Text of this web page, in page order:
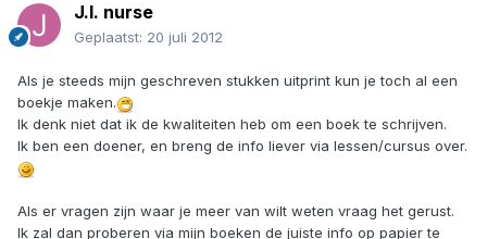
J.I. nurse
Geplaatst: 20 juli 2012
Als je steeds mijn geschreven stukken uitprint kun je toch al een
boekje maken.
Ik denk niet dat ik de kwaliteiten heb om een boek te schrijven.
Ik ben een doener, en breng de info liever via lessen/cursus over.
Als er vragen zijn waar je meer van wilt weten vraag het gerust.
Ik zal dan proberen via mijn boeken de juiste info op papier te